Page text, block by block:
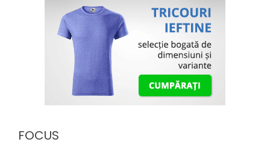
FOCUS